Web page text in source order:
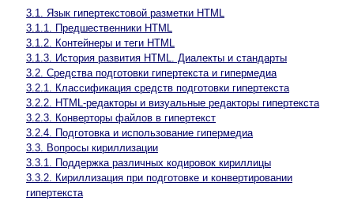
3.1. Язык гипертекстовой разметки HTML
3.1.1. Предшественники HTML
3.1.2. Контейнеры и теги HTML
3.1.3. История развития HTML. Диалекты и стандарты
3.2. Средства подготовки гипертекста и гипермедиа
3.2.1. Классификация средств подготовки гипертекста
3.2.2. HTML-редакторы и визуальные редакторы гипертекста
3.2.3. Конверторы файлов в гипертекст
3.2.4. Подготовка и использование гипермедиа
3.3. Вопросы кириллизации
3.3.1. Поддержка различных кодировок кириллицы
3.3.2. Кириллизация при подготовке и конвертировании
гипертекста